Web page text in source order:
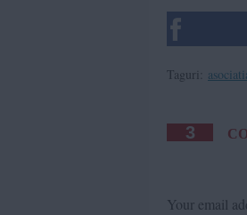
Taguri:
3
Your email